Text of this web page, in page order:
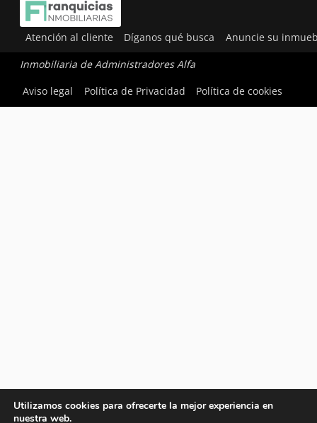
Atención al cliente Díganos qué busca Anuncie su
Inmobiliaria de Administradores Alfa
Aviso legal
Política de Privacidad Política de cookies
Utilizamos cookies para ofrecerte la mejor experiencia en
nuestra web.